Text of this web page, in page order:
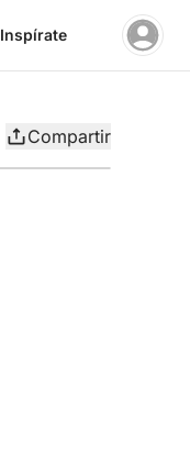
Inspírate
Compartir